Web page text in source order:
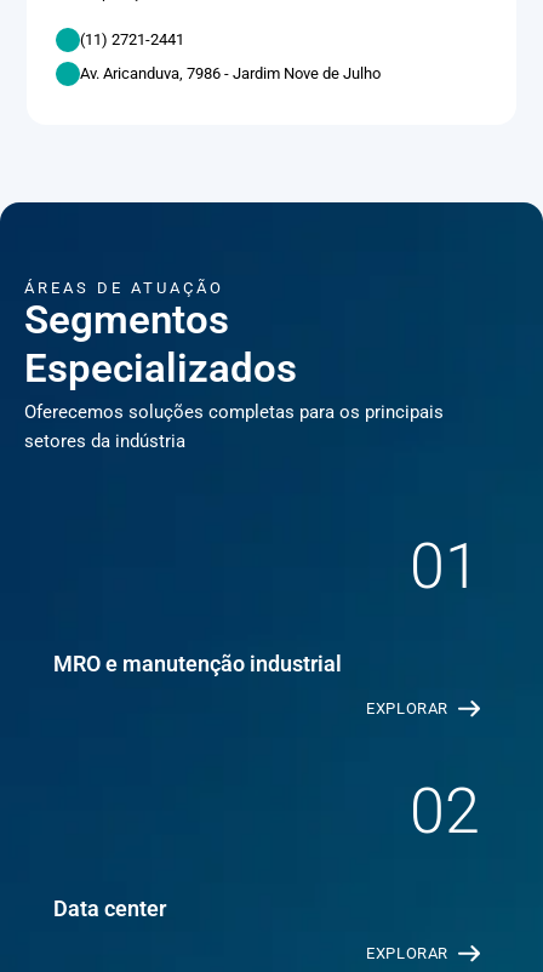
(11) 2721-2441
Av. Aricanduva, 7986 - Jardim Nove de Julho
ÁREAS DE ATUAÇÃO
Segmentos
Especializados
Oferecemos soluções completas para os principais
setores da indústria
01
MRO e manutenção industrial
EXPLORAR
02
Data center
EXPLORAR